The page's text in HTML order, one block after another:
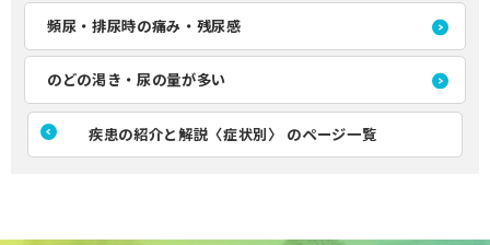
頻尿・排尿時の痛み・残尿感
のどの渇き・尿の量が多い
疾患の紹介と解説〈症状別〉 のページ一覧